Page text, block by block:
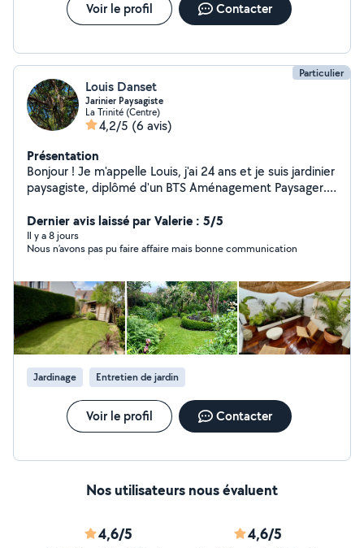
Voir le profil Contacter
Particulier
Louis Danset
Jarinier Paysagiste
La Trinité (Centre)
4,2/5 (6 avis)
Présentation
Bonjour ! Je m'appelle Louis, j'ai 24 ans et je suis jardinier
paysagiste, diplômé d'un BTS Aménagement Paysager.
mon savoir-faire à votre service pour tous vos projets
d'aménagement extérieur. Que ce soit pour la création
de jardins, l'entretien de vos espaces verts ou la
accompagne pour concrétiser vos envies. N'hésitez pas
à me contacter pour échanger sur votre projet !
Dernier avis laissé par Valerie : 5/5
Il y a 8 jours
Nous n’avons pas pu faire affaire mais bonne communication
Jardinage Entretien de jardin
Voir le profil Contacter
Nos utilisateurs nous évaluent
4,6/5 4,6/5